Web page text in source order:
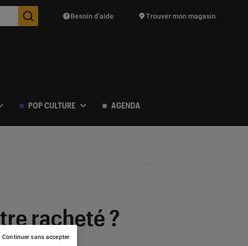
Des suggestions de produits vont vous être proposées
Besoin d’aide Trouver mon magasin
POP CULTURE AGENDA
racheté ?
Continuer sans accepter